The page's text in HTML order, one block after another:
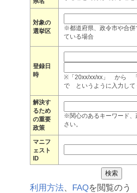
対象の
選挙区
※都道府県、政令市や合併
ている場合
登録日
時
※「20xx/xx/xx」 から 「
で というように入力して
解決す
るため
の重要
政策
※関心のあるキーワード、
さい。
マニフ
ェスト
ID
利用方法、 FAQを閲覧のう